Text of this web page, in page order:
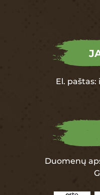
El. paštas:
Duomenų